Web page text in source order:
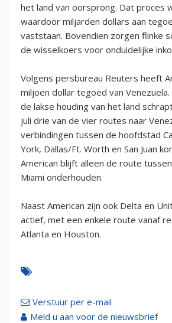
het land van oorsprong. Dat proces
waardoor miljarden dollars aan
vaststaan. Bovendien zorgen flinke
de wisselkoers voor onduidelijke
Volgens persbureau Reuters heeft
miljoen dollar tegoed van
de lakse houding van het land
juli drie van de vier routes naar
verbindingen tussen de hoofdstad
York, Dallas/Ft. Worth en San Juan
American blijft alleen de route
Miami onderhouden.
Naast American zijn ook Delta en
actief, met een enkele route vanaf
Atlanta en Houston.
Verstuur per e-mail
Meld u aan voor de nieuwsbrief